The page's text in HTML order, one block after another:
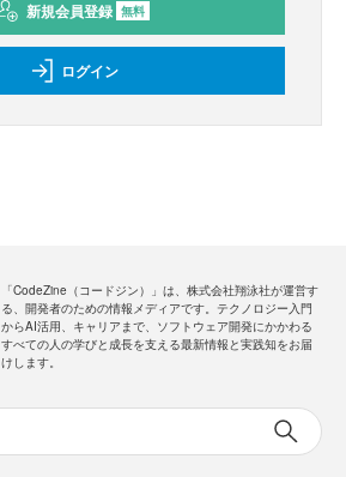
新規会員登録 無料
ログイン
「CodeZine（コードジン）」は、株式会社翔泳社が運営す
る、開発者のための情報メディアです。テクノロジー入門
からAI活用、キャリアまで、ソフトウェア開発にかかわる
すべての人の学びと成長を支える最新情報と実践知をお届
けします。